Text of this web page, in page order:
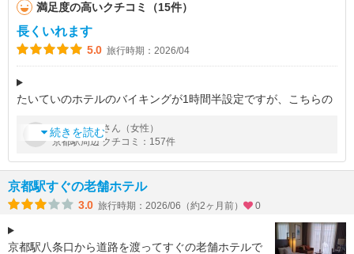
満足度の高いクチコミ（15件）
長くいれます
5.0 旅行時期：2026/04
たいていのホテルのバイキングが1時間半設定ですが、こちらの
魚介中心でとても美味しいです。あと、オープンキッチンの麺コ
ーナーは、変わるのですが、
続きを読む
bymomota さん（女性）
京都駅周辺 クチコミ：157件
京都駅すぐの老舗ホテル
3.0 旅行時期：2026/06（約2ヶ月前） 0
京都駅八条口から道路を渡ってすぐの老舗ホテルで